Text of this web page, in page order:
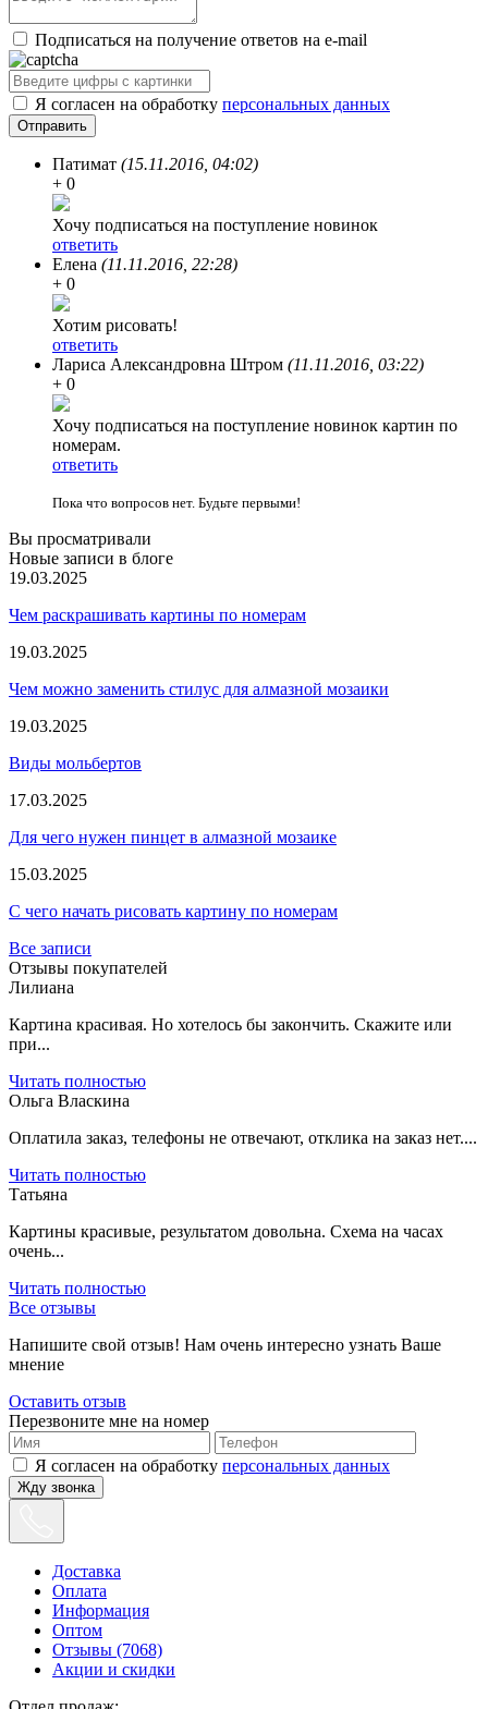
Подписаться на получение ответов на e-mail
Я согласен на обработку персональных данных
Патимат (15.11.2016, 04:02)
+ 0
Хочу подписаться на поступление новинок
ответить
Елена (11.11.2016, 22:28)
+ 0
Хотим рисовать!
ответить
Лариса Александровна Штром (11.11.2016, 03:22)
+ 0
Хочу подписаться на поступление новинок картин по
номерам.
ответить
Пока что вопросов нет. Будьте первыми!
Вы просматривали
Новые записи в блоге
19.03.2025
Чем раскрашивать картины по номерам
19.03.2025
Чем можно заменить стилус для алмазной мозаики
19.03.2025
Виды мольбертов
17.03.2025
Для чего нужен пинцет в алмазной мозаике
15.03.2025
С чего начать рисовать картину по номерам
Все записи
Отзывы покупателей
Лилиана
Картина красивая. Но хотелось бы закончить. Скажите или
при...
Читать полностью
Ольга Власкина
Оплатила заказ, телефоны не отвечают, отклика на заказ нет....
Читать полностью
Татьяна
Картины красивые, результатом довольна. Схема на часах
очень...
Читать полностью
Все отзывы
Напишите свой отзыв! Нам очень интересно узнать Ваше
мнение
Оставить отзыв
Перезвоните мне на номер
Я согласен на обработку персональных данных
Жду звонка
Доставка
Оплата
Информация
Оптом
Отзывы (7068)
Акции и скидки